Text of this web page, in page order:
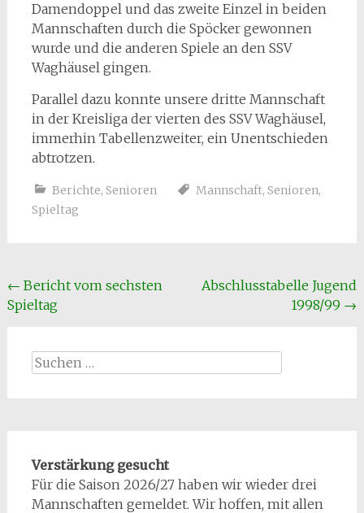
Damendoppel und das zweite Einzel in beiden
Mannschaften durch die Spöcker gewonnen
wurde und die anderen Spiele an den SSV
Waghäusel gingen.
Parallel dazu konnte unsere dritte Mannschaft
in der Kreisliga der vierten des SSV Waghäusel,
immerhin Tabellenzweiter, ein Unentschieden
abtrotzen.
Berichte, Senioren Mannschaft, Senioren,
Spieltag
Beitragsnavigation
← Bericht vom sechsten
Spieltag
Abschlusstabelle Jugend
1998/99 →
Suchen
Verstärkung gesucht
Für die Saison 2026/27 haben wir wieder drei
Mannschaften gemeldet. Wir hoffen, mit allen